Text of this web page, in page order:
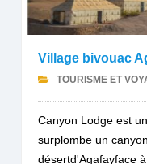
Village bivouac
TOURISME ET
Canyon Lodge est
surplombe un
désertd'Agafayface